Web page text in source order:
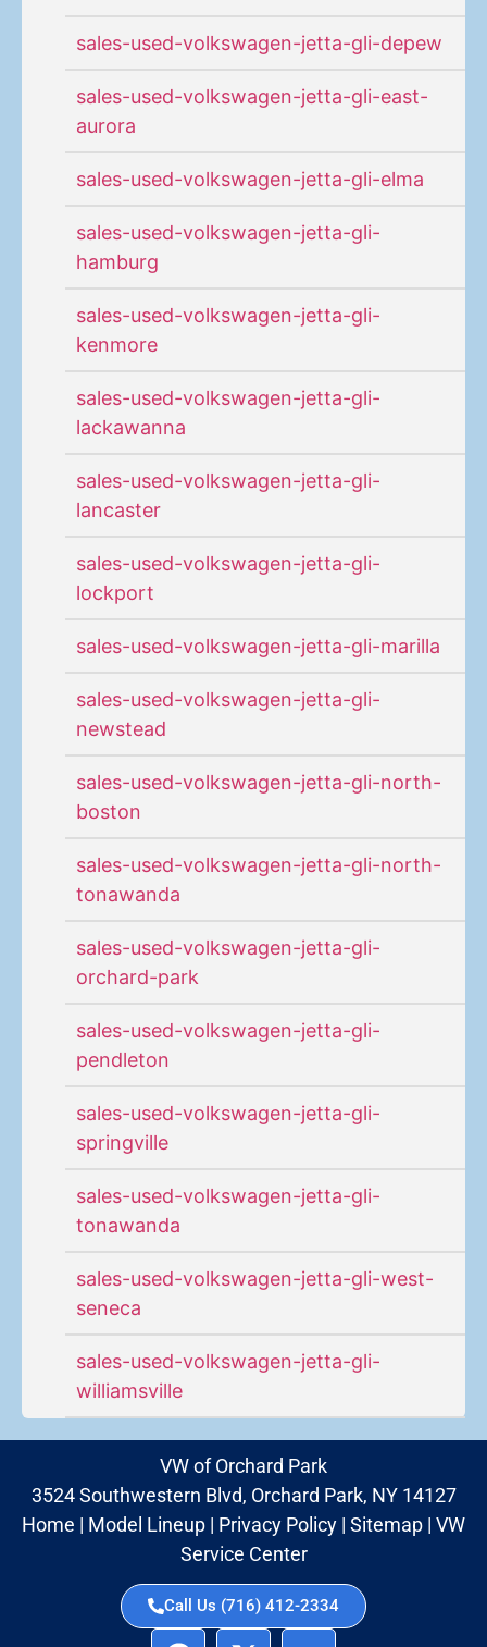
sales-used-volkswagen-jetta-gli-depew
sales-used-volkswagen-jetta-gli-east-
aurora
sales-used-volkswagen-jetta-gli-elma
sales-used-volkswagen-jetta-gli-
hamburg
sales-used-volkswagen-jetta-gli-
kenmore
sales-used-volkswagen-jetta-gli-
lackawanna
sales-used-volkswagen-jetta-gli-
lancaster
sales-used-volkswagen-jetta-gli-
lockport
sales-used-volkswagen-jetta-gli-marilla
sales-used-volkswagen-jetta-gli-
newstead
sales-used-volkswagen-jetta-gli-north-
boston
sales-used-volkswagen-jetta-gli-north-
tonawanda
sales-used-volkswagen-jetta-gli-
orchard-park
sales-used-volkswagen-jetta-gli-
pendleton
sales-used-volkswagen-jetta-gli-
springville
sales-used-volkswagen-jetta-gli-
tonawanda
sales-used-volkswagen-jetta-gli-west-
seneca
sales-used-volkswagen-jetta-gli-
williamsville
VW of Orchard Park
3524 Southwestern Blvd, Orchard Park, NY 14127
Home | Model Lineup | Privacy Policy | Sitemap | VW
Service Center
Call Us (716) 412-2334